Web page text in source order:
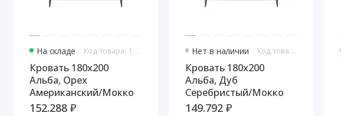
На складе Код товара: 10742
Кровать 180x200
Альба, Орех
Американский/Мокко
152.288 ₽
Нет в наличии Код товара: 10745
Кровать 180x200
Альба, Дуб
Серебристый/Мокко
149.792 ₽